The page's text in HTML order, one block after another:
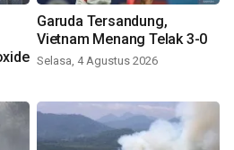
Garuda Tersandung,
Vietnam Menang Telak 3-0
Selasa, 4 Agustus 2026